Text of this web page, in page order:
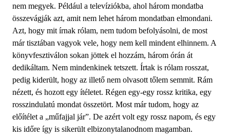
nem megyek. Például a televíziókba, ahol három mondatba
összevágják azt, amit nem lehet három mondatban elmondani.
Azt, hogy mit írnak rólam, nem tudom befolyásolni, de most
már tisztában vagyok vele, hogy nem kell mindent elhinnem. A
könyvfesztiválon sokan jöttek el hozzám, három órán át
dedikáltam. Nem mindenkinek tetszett. Írtak is rólam rosszat,
pedig kiderült, hogy az illető nem olvasott tőlem semmit. Rám
nézett, és hozott egy ítéletet. Régen egy-egy rossz kritika, egy
rosszindulatú mondat összetört. Most már tudom, hogy az
előítélet a „műfajjal jár”. De azért volt egy rossz napom, és egy
kis időre így is sikerült elbizonytalanodnom magamban.